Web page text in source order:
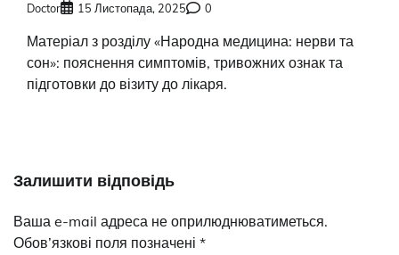
Doctor 15 Листопада, 2025 0
Матеріал з розділу «Народна медицина: нерви та
сон»: пояснення симптомів, тривожних ознак та
підготовки до візиту до лікаря.
Залишити відповідь
Ваша e-mail адреса не оприлюднюватиметься.
Обов’язкові поля позначені *